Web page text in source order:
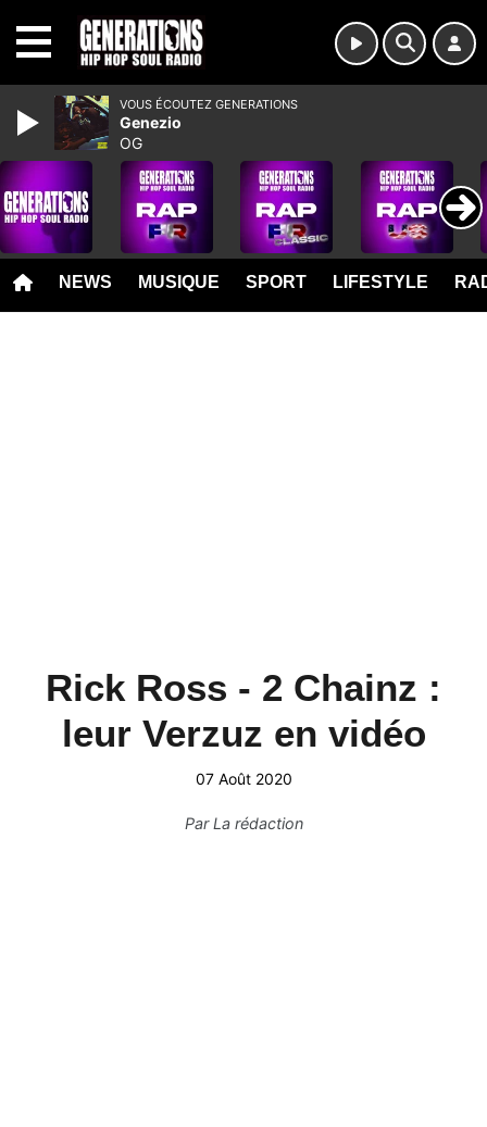
NEWS MUSIQUE SPORT LIFESTYLE
Rick Ross - 2 Chainz :
leur Verzuz en vidéo
07 Août 2020
ParLa rédaction
VOUS ÉCOUTEZ GENERATIONS
Genezio
OG